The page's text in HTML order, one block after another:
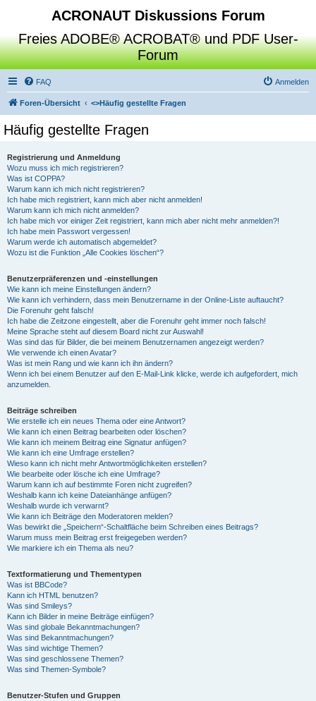
ACRONAUT Diskussions Forum
Freies ADOBE® ACROBAT® und PDF User-
Forum
FAQ Anmelden
Foren-Übersicht <>Häufig gestellte Fragen
Häufig gestellte Fragen
Registrierung und Anmeldung
Wozu muss ich mich registrieren?
Was ist COPPA?
Warum kann ich mich nicht registrieren?
Ich habe mich registriert, kann mich aber nicht anmelden!
Warum kann ich mich nicht anmelden?
Ich habe mich vor einiger Zeit registriert, kann mich aber nicht mehr anmelden?!
Ich habe mein Passwort vergessen!
Warum werde ich automatisch abgemeldet?
Wozu ist die Funktion „Alle Cookies löschen“?
Benutzerpräferenzen und -einstellungen
Wie kann ich meine Einstellungen ändern?
Wie kann ich verhindern, dass mein Benutzername in der Online-Liste auftaucht?
Die Forenuhr geht falsch!
Ich habe die Zeitzone eingestellt, aber die Forenuhr geht immer noch falsch!
Meine Sprache steht auf diesem Board nicht zur Auswahl!
Was sind das für Bilder, die bei meinem Benutzernamen angezeigt werden?
Wie verwende ich einen Avatar?
Was ist mein Rang und wie kann ich ihn ändern?
Wenn ich bei einem Benutzer auf den E-Mail-Link klicke, werde ich aufgefordert, mich
anzumelden.
Beiträge schreiben
Wie erstelle ich ein neues Thema oder eine Antwort?
Wie kann ich einen Beitrag bearbeiten oder löschen?
Wie kann ich meinem Beitrag eine Signatur anfügen?
Wie kann ich eine Umfrage erstellen?
Wieso kann ich nicht mehr Antwortmöglichkeiten erstellen?
Wie bearbeite oder lösche ich eine Umfrage?
Warum kann ich auf bestimmte Foren nicht zugreifen?
Weshalb kann ich keine Dateianhänge anfügen?
Weshalb wurde ich verwarnt?
Wie kann ich Beiträge den Moderatoren melden?
Was bewirkt die „Speichern“-Schaltfläche beim Schreiben eines Beitrags?
Warum muss mein Beitrag erst freigegeben werden?
Wie markiere ich ein Thema als neu?
Textformatierung und Thementypen
Was ist BBCode?
Kann ich HTML benutzen?
Was sind Smileys?
Kann ich Bilder in meine Beiträge einfügen?
Was sind globale Bekanntmachungen?
Was sind Bekanntmachungen?
Was sind wichtige Themen?
Was sind geschlossene Themen?
Was sind Themen-Symbole?
Benutzer-Stufen und Gruppen